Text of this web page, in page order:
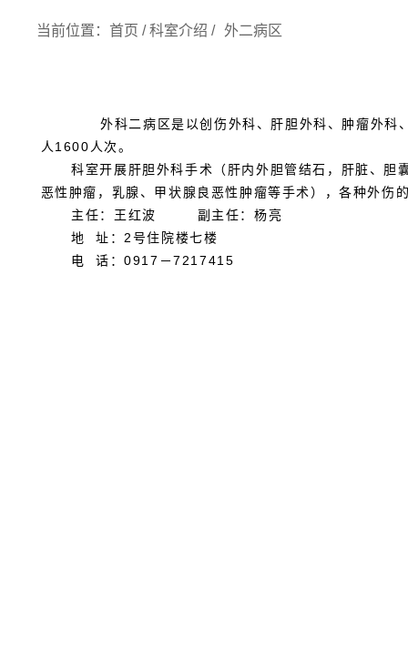
当前位置： 首页 /科室介绍 / 外二病区
外科二病区是以创伤外科、肝胆外科、肿瘤外科
人1600人次。
科室开展肝胆外科手术（肝内外胆管结石，肝脏、胆囊
恶性肿瘤，乳腺、甲状腺良恶性肿瘤等手术），各种外伤
主任：王红波 副主任：杨亮
地 址：2号住院楼七楼
电 话：0917－7217415